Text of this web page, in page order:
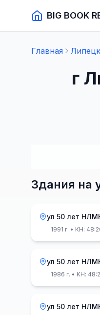
BIG BOOK
Главная Липецк
г
Здания на
ул 50 лет
1991 г. • КН:
ул 50 лет
1986 г. • КН:
ул 50 лет